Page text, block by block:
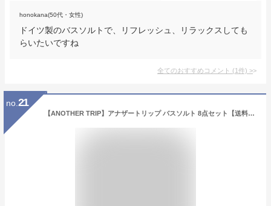
honokana(50代・女性)
ドイツ製のバスソルトで、リフレッシュ、リラックスしても
らいたいですね
全てのおすすめコメント (1件) >
no. 21
【ANOTHER TRIP】アナザートリップ バスソルト 8点セット【送料無料/ジーピークリエイツ】